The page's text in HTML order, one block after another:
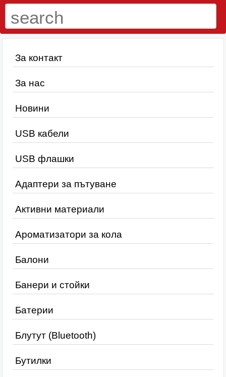
За контакт
За нас
Новини
USB кабели
USB флашки
Адаптери за пътуване
Активни материали
Ароматизатори за кола
Балони
Банери и стойки
Батерии
Блутут (Bluetooth)
Бутилки